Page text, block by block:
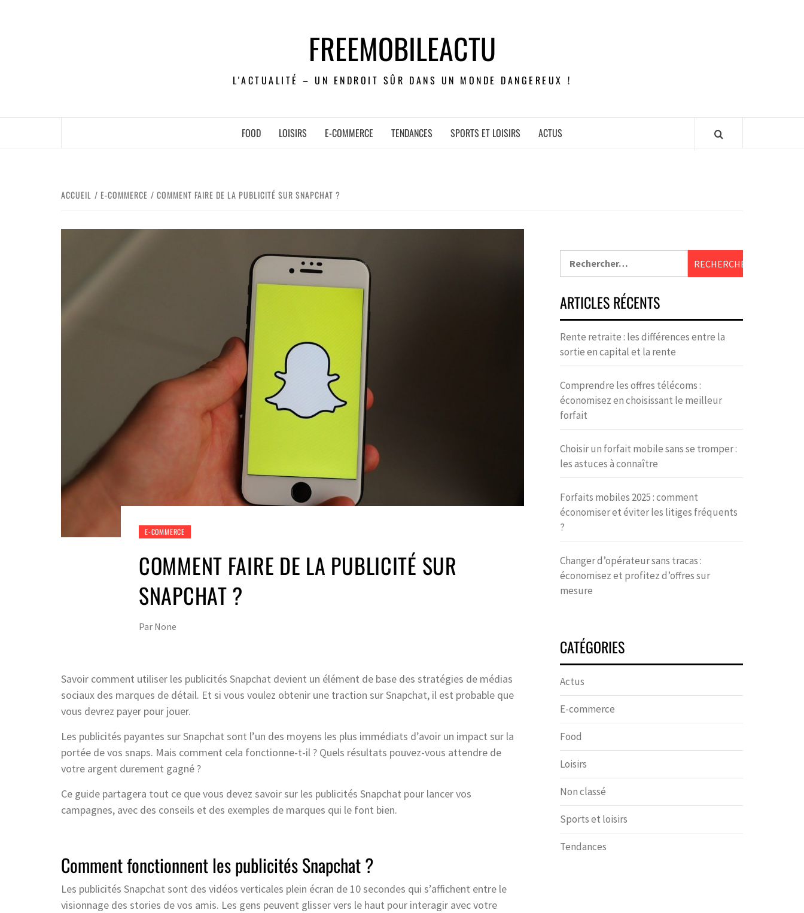
FREEMOBILEACTU
L'ACTUALITÉ – UN ENDROIT SÛR DANS UN MONDE DANGEREUX !
FOOD LOISIRS E-COMMERCE TENDANCES SPORTS ET LOISIRS ACTUS
ACCUEIL E-COMMERCE COMMENT FAIRE DE LA PUBLICITÉ SUR SNAPCHAT ?
E-COMMERCE
COMMENT FAIRE DE LA PUBLICITÉ SUR
SNAPCHAT ?
Par None
Savoir comment utiliser les publicités Snapchat devient un élément de base des stratégies de médias
sociaux des marques de détail. Et si vous voulez obtenir une traction sur Snapchat, il est probable que
vous devrez payer pour jouer.
Les publicités payantes sur Snapchat sont l’un des moyens les plus immédiats d’avoir un impact sur la
portée de vos snaps. Mais comment cela fonctionne-t-il ? Quels résultats pouvez-vous attendre de
votre argent durement gagné ?
Ce guide partagera tout ce que vous devez savoir sur les publicités Snapchat pour lancer vos
campagnes, avec des conseils et des exemples de marques qui le font bien.
Comment fonctionnent les publicités Snapchat ?
Les publicités Snapchat sont des vidéos verticales plein écran de 10 secondes qui s’affichent entre le
visionnage des stories de vos amis. Les gens peuvent glisser vers le haut pour interagir avec votre
ARTICLES RÉCENTS
Rente retraite : les différences entre la
sortie en capital et la rente
Comprendre les offres télécoms :
économisez en choisissant le meilleur
forfait
Choisir un forfait mobile sans se tromper :
les astuces à connaître
Forfaits mobiles 2025 : comment
économiser et éviter les litiges fréquents
?
Changer d’opérateur sans tracas :
économisez et profitez d’offres sur
mesure
CATÉGORIES
Actus
E-commerce
Food
Loisirs
Non classé
Sports et loisirs
Tendances